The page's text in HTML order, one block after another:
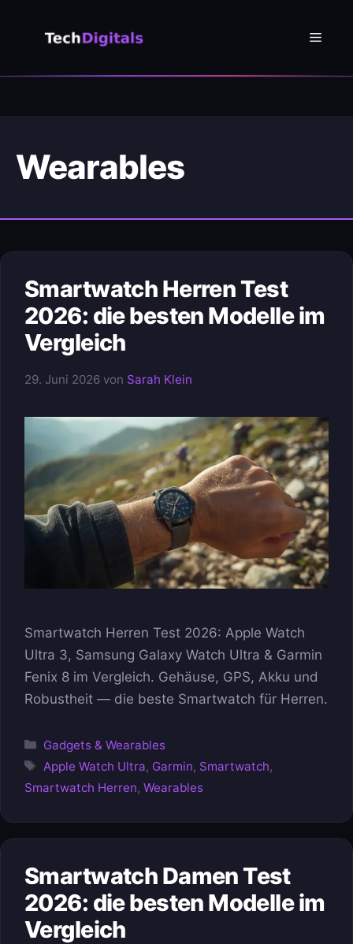
Menü
Wearables
Smartwatch Herren Test
2026: die besten Modelle im
Vergleich
29. Juni 2026 von Sarah Klein
Smartwatch Herren Test 2026: Apple Watch
Ultra 3, Samsung Galaxy Watch Ultra & Garmin
Fenix 8 im Vergleich. Gehäuse, GPS, Akku und
Robustheit — die beste Smartwatch für Herren.
Kategorien
Gadgets & Wearables
Schlagwörter
Apple Watch Ultra, Garmin, Smartwatch,
Smartwatch Herren, Wearables
Smartwatch Damen Test
2026: die besten Modelle im
Vergleich